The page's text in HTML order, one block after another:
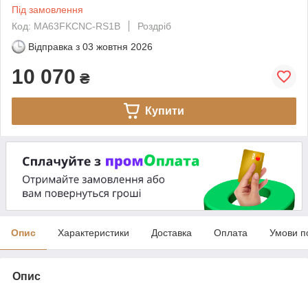
Під замовлення
Код: MA63FKCNC-RS1B
Роздріб
Відправка з 03 жовтня 2026
10 070 ₴
Купити
Опис Характеристики Доставка Оплата Умови
Опис